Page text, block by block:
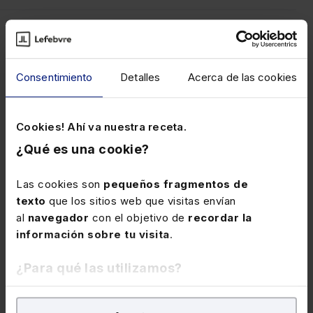
Consentimiento Detalles Acerca de las cookies
Cookies! Ahí va nuestra receta.
¿Qué es una cookie?
Las cookies son pequeños fragmentos de
texto que los sitios web que visitas envían
al navegador con el objetivo de recordar la
información sobre tu visita.
¿Para qué las utilizamos?
En Lefebvre utilizamos las cookies confines
SUMARIO
PARTE 1ª. RÉGIMEN DE CONSOLIDACIÓN FISCAL
de los grupos de sociedades
Contribuyente y responsable tributario
Composición del grupo fiscal. Entidad dominante
y dependiente
inclusión y exclusión de entidades
Determinación del dominio y derechos de voto en